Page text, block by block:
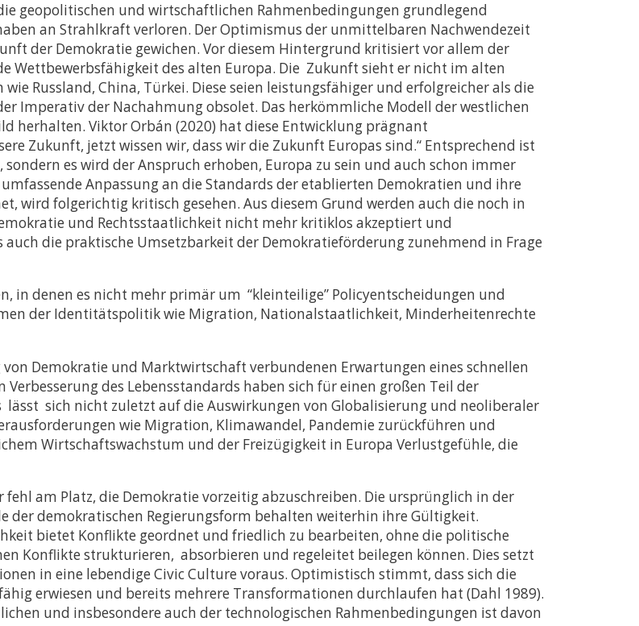
geopolitischen und wirtschaftlichen Rahmenbedingungen grundlegend
an Strahlkraft verloren. Der Optimismus der unmittelbaren Nachwendezeit
der Demokratie gewichen. Vor diesem Hintergrund kritisiert vor allem der
Wettbewerbsfähigkeit des alten Europa. Die Zukunft sieht er nicht im alten
Russland, China, Türkei. Diese seien leistungsfähiger und erfolgreicher als die
Imperativ der Nachahmung obsolet. Das herkömmliche Modell der westlichen
herhalten. Viktor Orbán (2020) hat diese Entwicklung prägnant
Zukunft, jetzt wissen wir, dass wir die Zukunft Europas sind.“ Entsprechend ist
sondern es wird der Anspruch erhoben, Europa zu sein und auch schon immer
umfassende Anpassung an die Standards der etablierten Demokratien und ihre
wird folgerichtig kritisch gesehen. Aus diesem Grund werden auch die noch in
und Rechtsstaatlichkeit nicht mehr kritiklos akzeptiert und
die praktische Umsetzbarkeit der Demokratieförderung zunehmend in Frage
in denen es nicht mehr primär um “kleinteilige” Policyentscheidungen und
der Identitätspolitik wie Migration, Nationalstaatlichkeit, Minderheitenrechte
Demokratie und Marktwirtschaft verbundenen Erwartungen eines schnellen
des Lebensstandards haben sich für einen großen Teil der
sich nicht zuletzt auf die Auswirkungen von Globalisierung und neoliberaler
wie Migration, Klimawandel, Pandemie zurückführen und
Wirtschaftswachstum und der Freizügigkeit in Europa Verlustgefühle, die
am Platz, die Demokratie vorzeitig abzuschreiben. Die ursprünglich in der
demokratischen Regierungsform behalten weiterhin ihre Gültigkeit.
bietet Konflikte geordnet und friedlich zu bearbeiten, ohne die politische
Konflikte strukturieren, absorbieren und regeleitet beilegen können. Dies setzt
in eine lebendige Civic Culture voraus. Optimistisch stimmt, dass sich die
erwiesen und bereits mehrere Transformationen durchlaufen hat (Dahl 1989).
und insbesondere auch der technologischen Rahmenbedingungen ist davon